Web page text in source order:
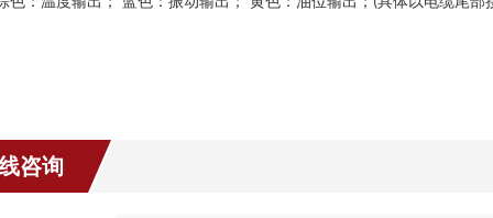
咨询